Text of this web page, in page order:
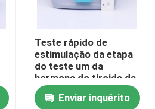
Teste rápido de
estimulação da etapa
do teste um da
hormona do tiroide da
gaveta do CE com
leitor Enviar inquérito